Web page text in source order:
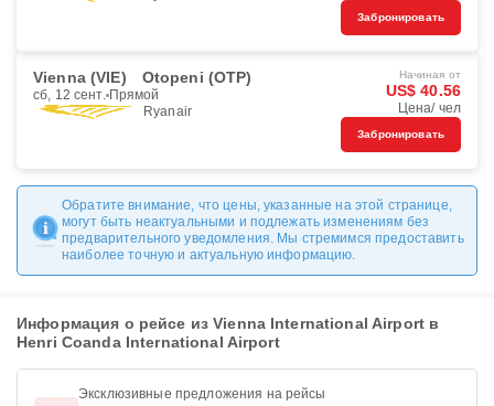
Забронировать
Vienna (VIE) Otopeni (OTP)
сб, 12 сент. Прямой
Ryanair
Начиная от
US$ 40.56
Цена/ чел
Забронировать
Обратите внимание, что цены, указанные на этой странице,
могут быть неактуальными и подлежать изменениям без
предварительного уведомления. Мы стремимся предоставить
наиболее точную и актуальную информацию.
Информация о рейсе из Vienna International Airport в
Henri Coanda International Airport
Эксклюзивные предложения на рейсы